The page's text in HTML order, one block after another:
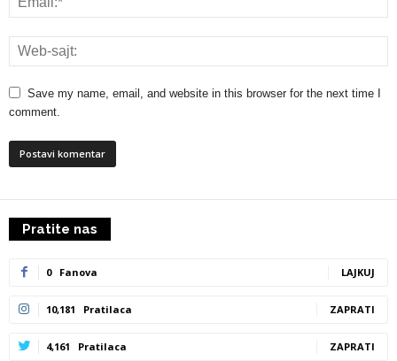
Save my name, email, and website in this browser for the next time I
comment.
Pratite nas
0 Fanova LAJKUJ
10,181 Pratilaca ZAPRATI
4,161 Pratilaca ZAPRATI